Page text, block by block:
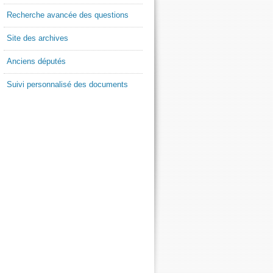
Recherche avancée des questions
Site des archives
Anciens députés
Suivi personnalisé des documents